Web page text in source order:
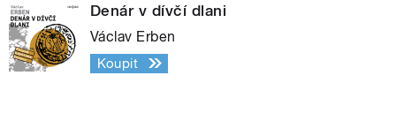
Denár v dívčí dlani
Václav Erben
Koupit